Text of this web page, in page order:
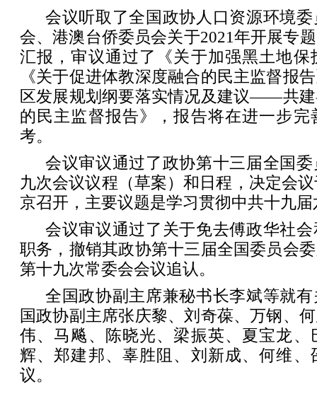
会议听取了全国政协人口资源环境
会、港澳台侨委员会关于2021年开展专
汇报，审议通过了《关于加强黑土地保
《关于促进体教深度融合的民主监督报
区发展规划纲要落实情况及建议——共
的民主监督报告》，报告将在进一步完
考。
会议审议通过了政协第十三届全国
九次会议议程（草案）和日程，决定会
京召开，主要议题是学习贯彻中共十九
会议审议通过了关于免去傅政华社
职务，撤销其政协第十三届全国委员会
第十九次常委会会议追认。
全国政协副主席兼秘书长李斌等就
国政协副主席张庆黎、刘奇葆、万钢、
伟、马飚、陈晓光、梁振英、夏宝龙、
辉、郑建邦、辜胜阻、刘新成、何维、
议。